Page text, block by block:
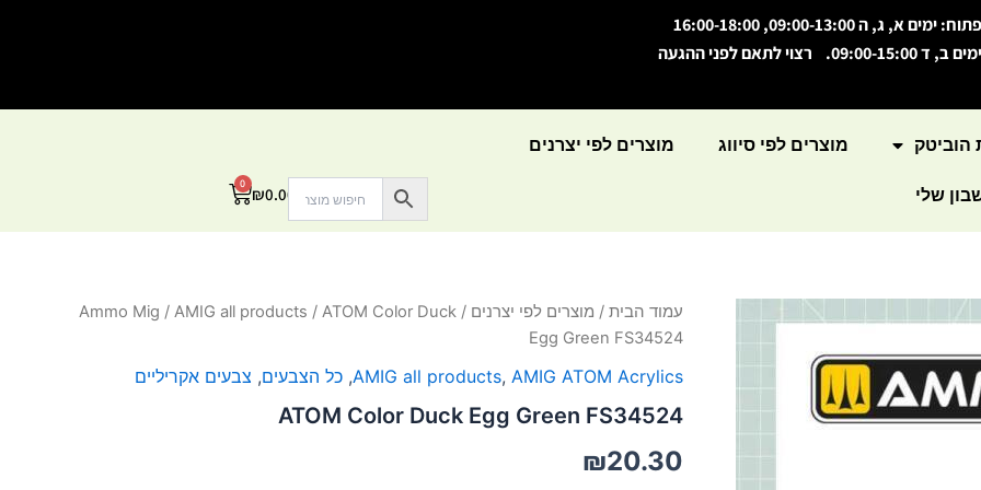
פתוח: ימים א, ג, ה 09:00-13:00, 16:00-18:00
ימים ב, ד 09:00-15:00. רצוי לתאם לפני ההגעה
הוביטק מוצרים לפי סיווג מוצרים לפי יצרנים
שלי ₪0.00
0
עגלת
עמוד הבית / מוצרים לפי יצרנים /
Ammo Mig / AMIG all products / ATOM Color Duck
Egg Green FS34524
AMIG all products, AMIG ATOM Acrylics
, כל הצבעים, צבעים אקריליים
ATOM Color Duck Egg Green FS34524
₪20.30
כמות
של
Color
Egg
FS34524